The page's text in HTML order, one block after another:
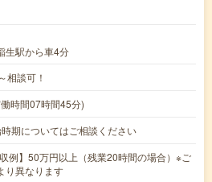
生駅から車4分
談可！
時間07時間45分)
期についてはご相談ください
例】50万円以上（残業20時間の場合）※ご
り異なります